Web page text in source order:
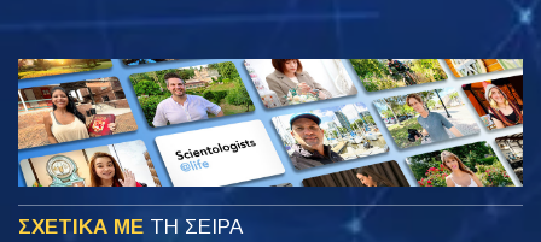
ΣΧΕΤΙΚΑ ΜΕ ΤΗ ΣΕΙΡΑ